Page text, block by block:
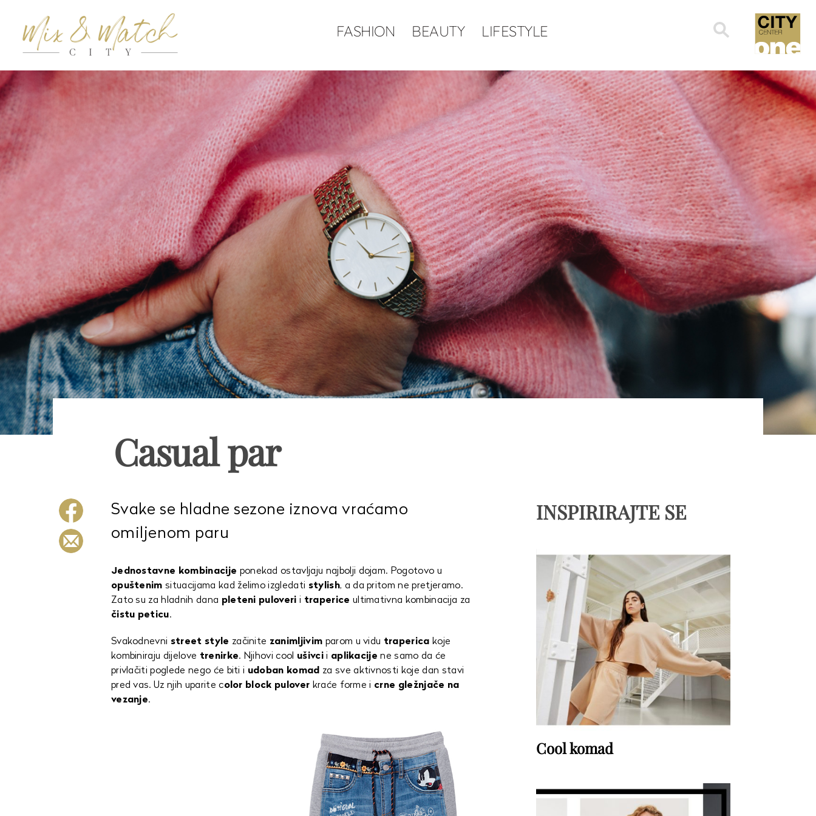
Search
for:
FASHION BEAUTY LIFESTYLE
Casual par
Svake se hladne sezone iznova vraćamo
omiljenom paru
Jednostavne kombinacije ponekad ostavljaju najbolji dojam. Pogotovo u
opuštenim situacijama kad želimo izgledati stylish, a da pritom ne pretjeramo.
Zato su za hladnih dana pleteni puloveri i traperice ultimativna kombinacija za
čistu peticu.
Svakodnevni street style začinite zanimljivim parom u vidu traperica koje
kombiniraju dijelove trenirke. Njihovi cool ušivcii aplikacije ne samo da će
privlačiti poglede nego će biti i udoban komad za sve aktivnosti koje dan stavi
pred vas. Uz njih uparite color block pulover kraće forme i crne gležnjače na
vezanje.
INSPIRIRAJTE SE
Cool komad